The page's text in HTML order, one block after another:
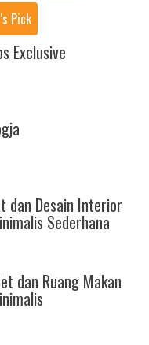
Pick
Exclusive
dan Desain Interior
Sederhana
dan Ruang Makan